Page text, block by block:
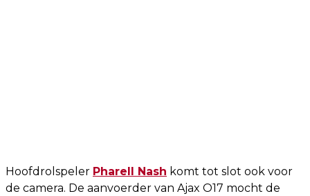
Hoofdrolspeler Pharell Nash komt tot slot ook voor
de camera. De aanvoerder van Ajax O17 mocht de